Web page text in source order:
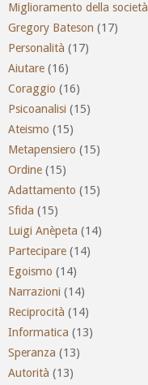
Miglioramento della società
Gregory Bateson (17)
Personalità (17)
Aiutare (16)
Coraggio (16)
Psicoanalisi (15)
Ateismo (15)
Metapensiero (15)
Ordine (15)
Adattamento (15)
Sfida (15)
Luigi Anèpeta (14)
Partecipare (14)
Egoismo (14)
Narrazioni (14)
Reciprocità (14)
Informatica (13)
Speranza (13)
Autorità (13)